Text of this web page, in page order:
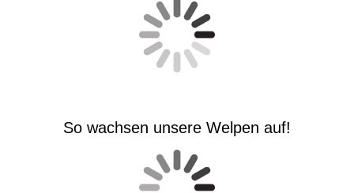
So wachsen unsere Welpen auf!